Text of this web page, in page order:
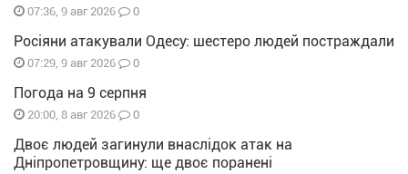
07:36, 9 авг 2026 0
Росіяни атакували Одесу: шестеро людей постраждали
07:29, 9 авг 2026 0
Погода на 9 серпня
20:00, 8 авг 2026 0
Двоє людей загинули внаслідок атак на
Дніпропетровщину: ще двоє поранені